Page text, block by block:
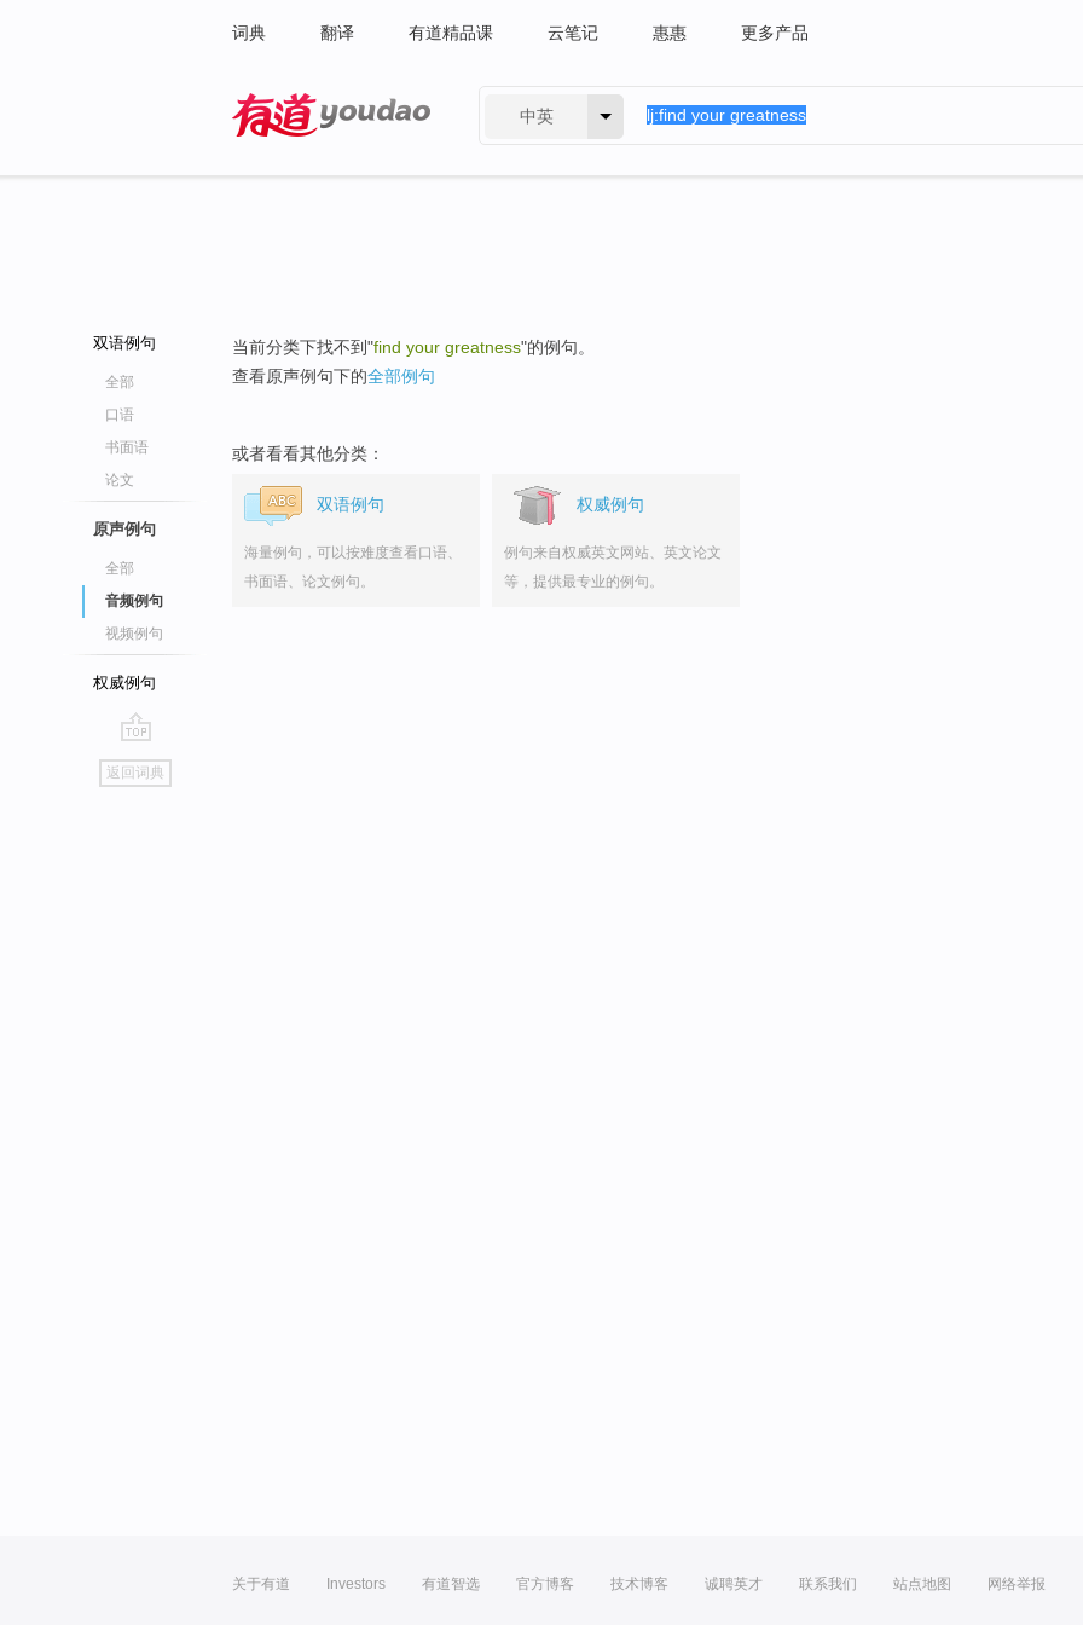
词典 翻译 有道精品课 云笔记 惠惠 更多产品
中英
双语例句
全部
口语
书面语
论文
原声例句
全部
音频例句
视频例句
权威例句
go
top
返回词典
当前分类下找不到"find your greatness"的例句。
查看原声例句下的全部例句
或者看看其他分类：
双语例句
海量例句，可以按难度查看口语、
书面语、论文例句。
权威例句
例句来自权威英文网站、英文论文
等，提供最专业的例句。
关于有道 Investors 有道智选 官方博客 技术博客 诚聘英才 联系我们 站点地图 网络举报